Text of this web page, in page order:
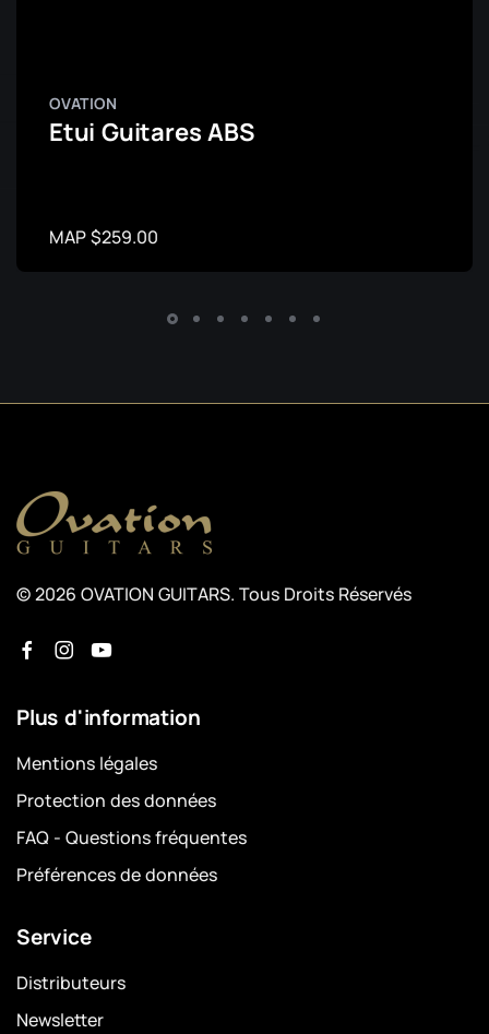
OVATION
Etui Guitares ABS
MAP $259.00
© 2026 OVATION GUITARS. Tous Droits Réservés
Plus d'information
Mentions légales
Protection des données
FAQ - Questions fréquentes
Préférences de données
Service
Distributeurs
Newsletter